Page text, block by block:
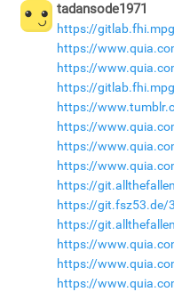
tadansode1971
https://
https://
https://
https://
https://
https://
https://
https://
https://
https://git.fsz53.de/
https://
https://
https://
https://